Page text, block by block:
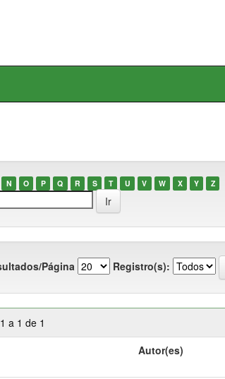
N O P Q R S T U V W X Y Z
Página Registro(s):
a 1 de 1
Autor(es)